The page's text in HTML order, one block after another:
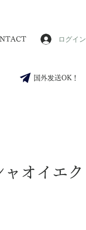
ログイン
国外发送OK！
オイエク